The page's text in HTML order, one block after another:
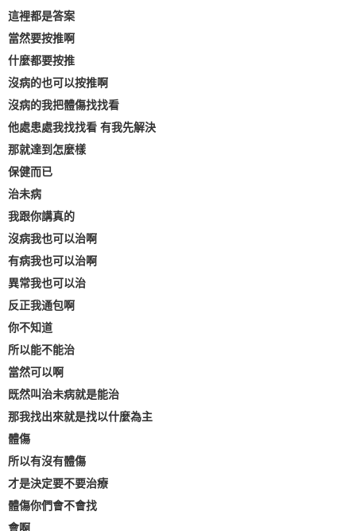
這裡都是答案
當然要按推啊
什麼都要按推
沒病的也可以按推啊
沒病的我把體傷找找看
他處患處我找找看 有我先解決
那就達到怎麼樣
保健而已
治未病
我跟你講真的
沒病我也可以治啊
有病我也可以治啊
異常我也可以治
反正我通包啊
你不知道
所以能不能治
當然可以啊
既然叫治未病就是能治
那我找出來就是找以什麼為主
體傷
所以有沒有體傷
才是決定要不要治療
體傷你們會不會找
會啊